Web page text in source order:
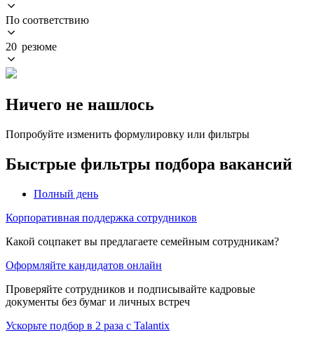
По соответствию
20 резюме
Ничего не нашлось
Попробуйте изменить формулировку или фильтры
Быстрые фильтры подбора вакансий
Полный день
Корпоративная поддержка сотрудников
Какой соцпакет вы предлагаете семейным сотрудникам?
Оформляйте кандидатов онлайн
Проверяйте сотрудников и подписывайте кадровые
документы без бумаг и личных встреч
Ускорьте подбор в 2 раза с Talantix